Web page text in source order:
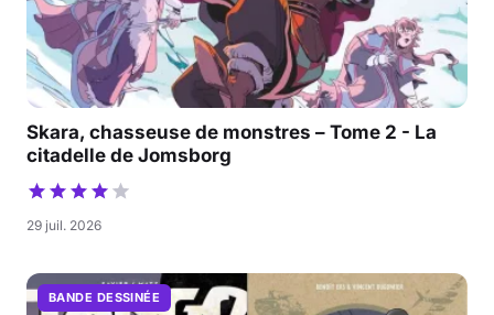
Skara, chasseuse de monstres – Tome 2 - La
citadelle de Jomsborg
29 juil. 2026
BANDE DESSINÉE